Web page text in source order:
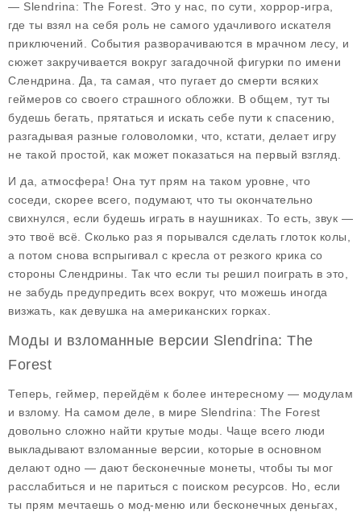
— Slendrina: The Forest . Это у нас, по сути, хоррор-игра,
где ты взял на себя роль не самого удачливого искателя
приключений. События разворачиваются в мрачном лесу, и
сюжет закручивается вокруг загадочной фигурки по имени
Слендрина. Да, та самая, что пугает до смерти всяких
геймеров со своего страшного обложки. В общем, тут ты
будешь бегать, прятаться и искать себе пути к спасению,
разгадывая разные головоломки, что, кстати, делает игру
не такой простой, как может показаться на первый взгляд.
И да, атмосфера! Она тут прям на таком уровне, что
соседи, скорее всего, подумают, что ты окончательно
свихнулся, если будешь играть в наушниках. То есть, звук —
это твоё всё. Сколько раз я порывался сделать глоток колы,
а потом снова вспрыгивал с кресла от резкого крика со
стороны Слендрины. Так что если ты решил поиграть в это,
не забудь предупредить всех вокруг, что можешь иногда
визжать, как девушка на американских горках.
Моды и взломанные версии Slendrina: The
Forest
Теперь, геймер, перейдём к более интересному — модулам
и взлому. На самом деле, в мире Slendrina: The Forest
довольно сложно найти крутые моды. Чаще всего люди
выкладывают взломанные версии, которые в основном
делают одно — дают бесконечные монеты, чтобы ты мог
расслабиться и не париться с поиском ресурсов. Но, если
ты прям мечтаешь о мод-меню или бесконечных деньгах,